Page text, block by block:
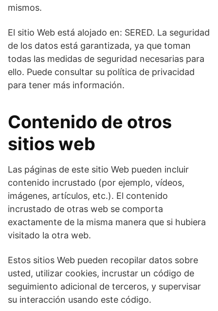
mismos.
El sitio Web está alojado en: SERED. La seguridad
de los datos está garantizada, ya que toman
todas las medidas de seguridad necesarias para
ello. Puede consultar su política de privacidad
para tener más información.
Contenido de otros
sitios web
Las páginas de este sitio Web pueden incluir
contenido incrustado (por ejemplo, vídeos,
imágenes, artículos, etc.). El contenido
incrustado de otras web se comporta
exactamente de la misma manera que si hubiera
visitado la otra web.
Estos sitios Web pueden recopilar datos sobre
usted, utilizar cookies, incrustar un código de
seguimiento adicional de terceros, y supervisar
su interacción usando este código.